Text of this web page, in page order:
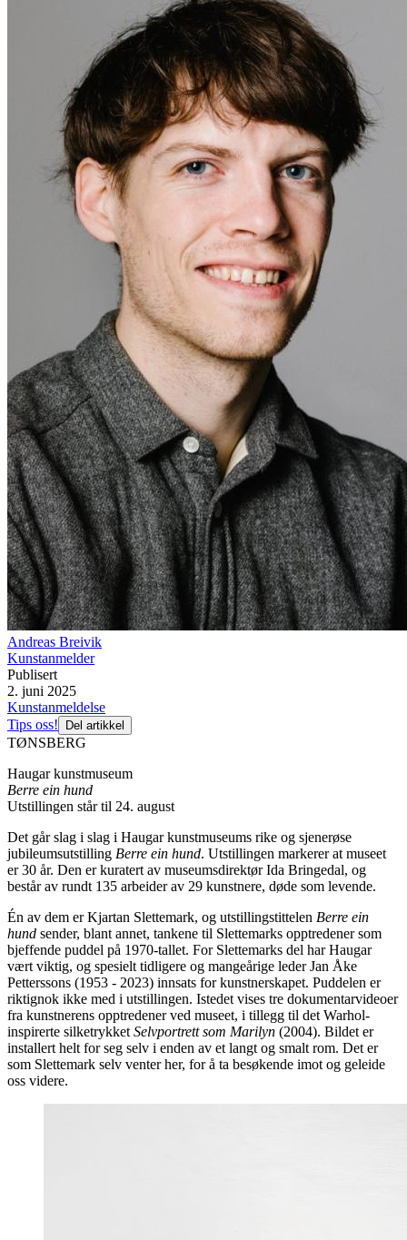
Andreas Breivik
Kunstanmelder
Publisert
2. juni 2025
Kunstanmeldelse
Tips oss!
Del artikkel
TØNSBERG
Haugar kunstmuseum
Berre ein hund
Utstillingen står til 24. august
Det går slag i slag i Haugar kunstmuseums rike og sjenerøse
jubileumsutstilling Berre ein hund. Utstillingen markerer at museet
er 30 år. Den er kuratert av museumsdirektør Ida Bringedal, og
består av rundt 135 arbeider av 29 kunstnere, døde som levende.
Én av dem er Kjartan Slettemark, og utstillingstittelen Berre ein
hund sender, blant annet, tankene til Slettemarks opptredener som
bjeffende puddel på 1970-tallet. For Slettemarks del har Haugar
vært viktig, og spesielt tidligere og mangeårige leder Jan Åke
Petterssons (1953 - 2023) innsats for kunstnerskapet. Puddelen er
riktignok ikke med i utstillingen. Istedet vises tre dokumentarvideoer
fra kunstnerens opptredener ved museet, i tillegg til det Warhol-
inspirerte silketrykket Selvportrett som Marilyn (2004). Bildet er
installert helt for seg selv i enden av et langt og smalt rom. Det er
som Slettemark selv venter her, for å ta besøkende imot og geleide
oss videre.